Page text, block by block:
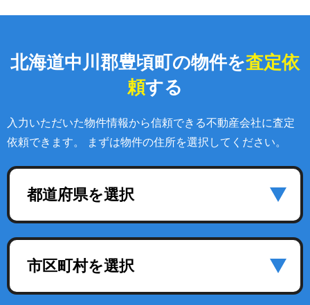
北海道中川郡豊頃町の物件を査定依
頼する
入力いただいた物件情報から信頼できる不動産会社に査定
依頼できます。 まずは物件の住所を選択してください。
都道府県を選択
市区町村を選択